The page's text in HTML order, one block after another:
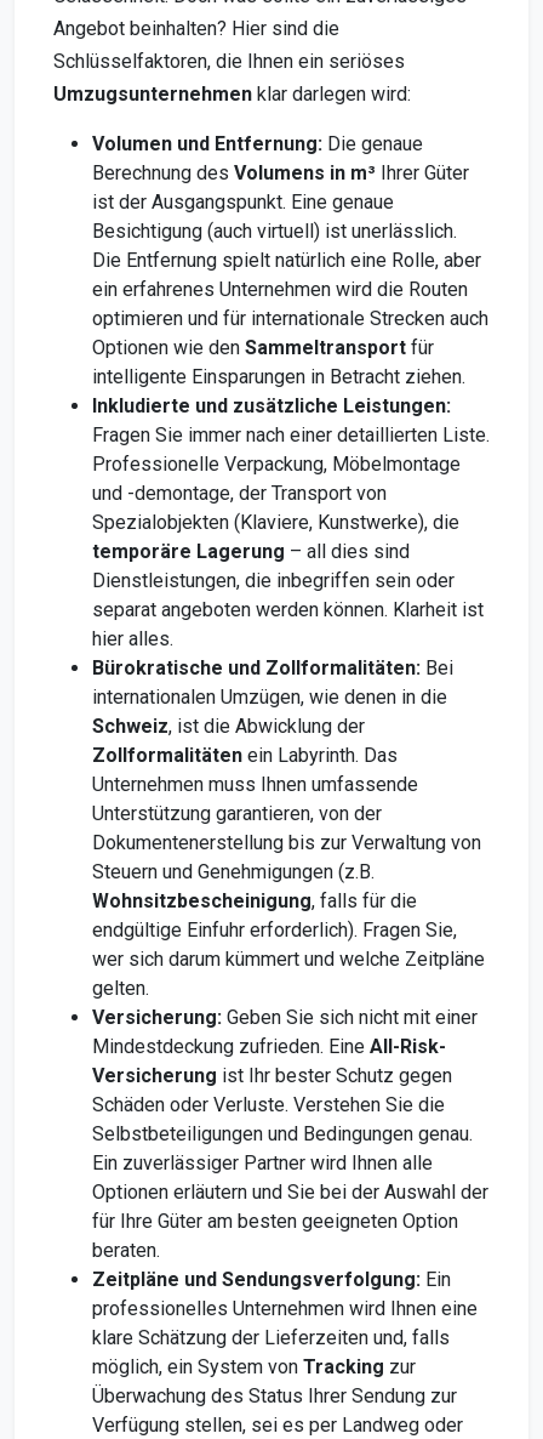
Angebot beinhalten? Hier sind die
Schlüsselfaktoren, die Ihnen ein seriöses
Umzugsunternehmen klar darlegen wird:
Volumen und Entfernung: Die genaue
Berechnung des Volumens in m³ Ihrer Güter
ist der Ausgangspunkt. Eine genaue
Besichtigung (auch virtuell) ist unerlässlich.
Die Entfernung spielt natürlich eine Rolle, aber
ein erfahrenes Unternehmen wird die Routen
optimieren und für internationale Strecken auch
Optionen wie den Sammeltransport für
intelligente Einsparungen in Betracht ziehen.
Inkludierte und zusätzliche Leistungen:
Fragen Sie immer nach einer detaillierten Liste.
Professionelle Verpackung, Möbelmontage
und -demontage, der Transport von
Spezialobjekten (Klaviere, Kunstwerke), die
temporäre Lagerung – all dies sind
Dienstleistungen, die inbegriffen sein oder
separat angeboten werden können. Klarheit ist
hier alles.
Bürokratische und Zollformalitäten: Bei
internationalen Umzügen, wie denen in die
Schweiz, ist die Abwicklung der
Zollformalitäten ein Labyrinth. Das
Unternehmen muss Ihnen umfassende
Unterstützung garantieren, von der
Dokumentenerstellung bis zur Verwaltung von
Steuern und Genehmigungen (z.B.
Wohnsitzbescheinigung, falls für die
endgültige Einfuhr erforderlich). Fragen Sie,
wer sich darum kümmert und welche Zeitpläne
gelten.
Versicherung: Geben Sie sich nicht mit einer
Mindestdeckung zufrieden. Eine All-Risk-
Versicherung ist Ihr bester Schutz gegen
Schäden oder Verluste. Verstehen Sie die
Selbstbeteiligungen und Bedingungen genau.
Ein zuverlässiger Partner wird Ihnen alle
Optionen erläutern und Sie bei der Auswahl der
für Ihre Güter am besten geeigneten Option
beraten.
Zeitpläne und Sendungsverfolgung: Ein
professionelles Unternehmen wird Ihnen eine
klare Schätzung der Lieferzeiten und, falls
möglich, ein System von Tracking zur
Überwachung des Status Ihrer Sendung zur
Verfügung stellen, sei es per Landweg oder